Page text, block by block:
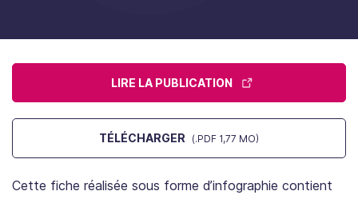
LIRE LA PUBLICATION
TÉLÉCHARGER (.PDF 1,77 MO)
Cette fiche réalisée sous forme d’infographie contient